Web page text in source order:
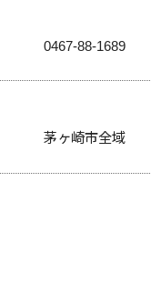
0467-88-1689
茅ヶ崎市全域